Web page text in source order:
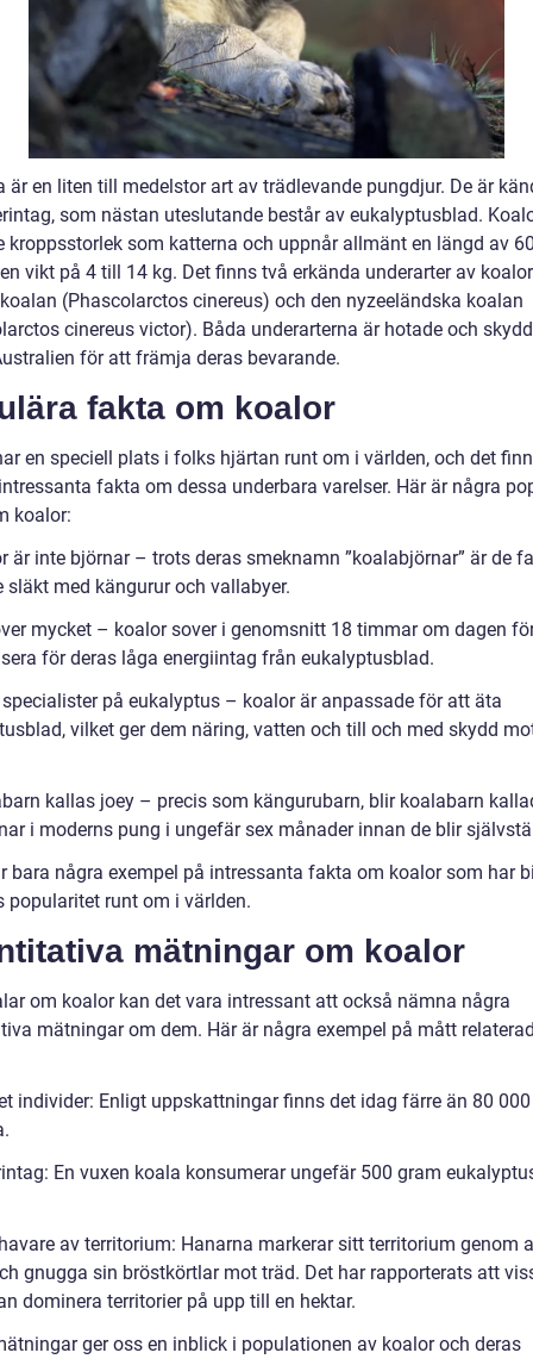
är en liten till medelstor art av trädlevande pungdjur. De är
som nästan uteslutande består av eukalyptusblad.
kroppsstorlek som katterna och uppnår allmänt en längd av
vikt på 4 till 14 kg. Det finns två erkända underarter av
(Phascolarctos cinereus) och den nyzeeländska koalan
cinereus victor). Båda underarterna är hotade och
för att främja deras bevarande.
fakta om koalor
en speciell plats i folks hjärtan runt om i världen, och det
fakta om dessa underbara varelser. Här är några
koalor:
är inte björnar – trots deras smeknamn ”koalabjörnar” är de
släkt med kängurur och vallabyer.
mycket – koalor sover i genomsnitt 18 timmar om dagen
för deras låga energiintag från eukalyptusblad.
specialister på eukalyptus – koalor är anpassade för att äta
vilket ger dem näring, vatten och till och med skydd
kallas joey – precis som kängurubarn, blir koalabarn
i moderns pung i ungefär sex månader innan de blir
bara några exempel på intressanta fakta om koalor som har
popularitet runt om i världen.
mätningar om koalor
om koalor kan det vara intressant att också nämna några
mätningar om dem. Här är några exempel på mått
individer: Enligt uppskattningar finns det idag färre än 80
En vuxen koala konsumerar ungefär 500 gram
av territorium: Hanarna markerar sitt territorium genom
gnugga sin bröstkörtlar mot träd. Det har rapporterats att
dominera territorier på upp till en hektar.
ger oss en inblick i populationen av koalor och deras